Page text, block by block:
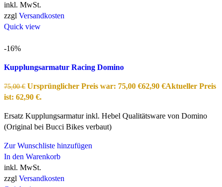
inkl. MwSt.
zzgl Versandkosten
Quick view
-16%
Kupplungsarmatur Racing Domino
75,00€ Ursprünglicher Preis war: 75,00 €62,90 €Aktueller Preis
ist: 62,90 €.
Ersatz Kupplungsarmatur inkl. Hebel Qualitätsware von Domino
(Original bei Bucci Bikes verbaut)
Zur Wunschliste hinzufügen
In den Warenkorb
inkl. MwSt.
zzgl Versandkosten